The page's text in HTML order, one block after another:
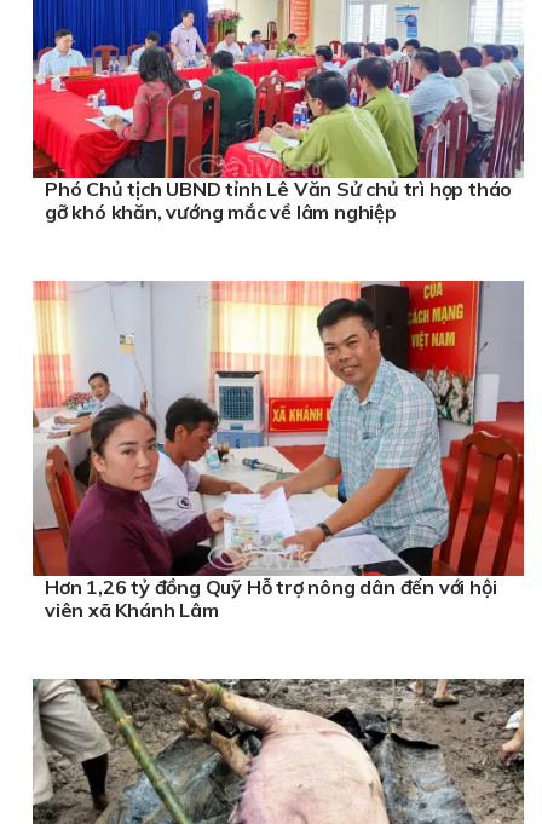
Phó Chủ tịch UBND tỉnh Lê Văn Sử chủ trì họp tháo
gỡ khó khăn, vướng mắc về lâm nghiệp
Hơn 1,26 tỷ đồng Quỹ Hỗ trợ nông dân đến với hội
viên xã Khánh Lâm